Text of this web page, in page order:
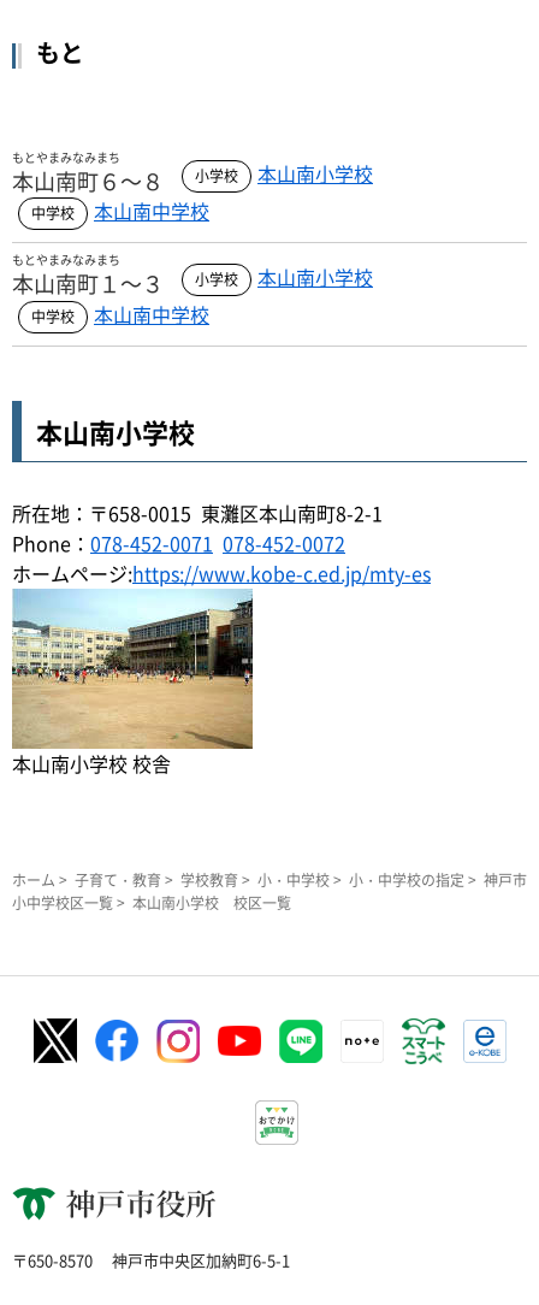
もと
もとやまみなみまち
本山南町６～８
本山南小学校
本山南中学校
もとやまみなみまち
本山南町１～３
本山南小学校
本山南中学校
本山南小学校
所在地：〒658-0015 東灘区本山南町8-2-1
Phone： 078-452-0071 078-452-0072
ホームページ:https://www.kobe-c.ed.jp/mty-es
本山南小学校 校舎
ホーム > 子育て・教育 > 学校教育 > 小・中学校> 小・中学校の指定 > 神戸市
小中学校区一覧> 本山南小学校 校区一覧
神戸市役所
〒650-8570 神戸市中央区加納町6-5-1